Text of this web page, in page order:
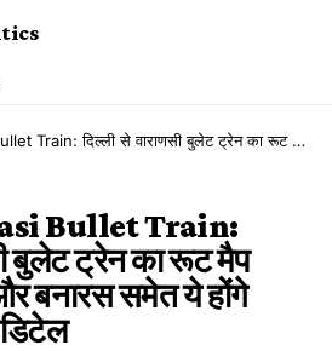
वाराणसी बुलेट ट्रेन का रूट मैप तैयार, लखनऊ और बनारस समेत ये होंगे स्टेशन, जानें पूरी डिटेल
Bullet Train:
बुलेट ट्रेन का रूट मैप
बनारस समेत ये होंगे